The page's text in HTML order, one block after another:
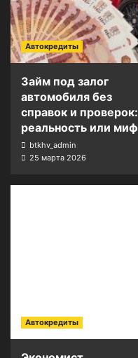
Автокредиты
Займ под залог
автомобиля без
справок и проверок:
реальность или миф
btkhv_admin
25 марта 2026
Автокредиты